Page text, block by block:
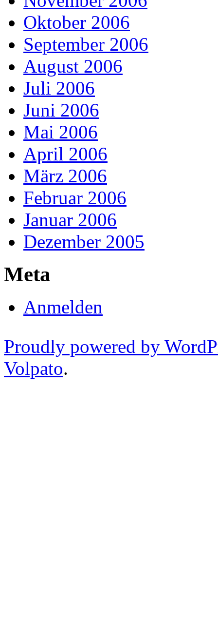
Oktober 2006
September 2006
August 2006
Juli 2006
Juni 2006
Mai 2006
April 2006
März 2006
Februar 2006
Januar 2006
Dezember 2005
Meta
Anmelden
Proudly powered by
Volpato.